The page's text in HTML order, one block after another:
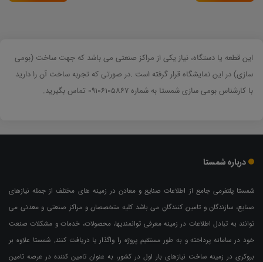
این قطعه یا دستگاه، نیاز یکی از مراکز صنعتی می باشد که جهت ساخت (بومی
سازی) در این نمایشگاه قرار گرفته است .در صورتی که تجربه ساخت آن را دارید
با کارشناس بومی سازی شمستا به شماره 09106105867 تماس بگیرید.
درباره شمستا
شمستا پلتفرمی جامع از اطلاعات صنایع و معادن در زمینه های مختلف از جمله نیازهای
صنایع، سازندگان و تامین کنندگان می باشد کلیه متخصصان و مراکز صنعتی و معدنی می
توانند به تبادل اطلاعات در زمینه معرفی توانمندیها، محصولات، خدمات و مشکلات صنعت
خود در سامانه پرداخته و به طور مستقیم پروژه را واگذار یا دریافت کنند. شمستا علاوه بر
بروکری در زمینه ساخت نیازهای بار اول در کشور، به عنوان تامین کننده در عرصه تامین